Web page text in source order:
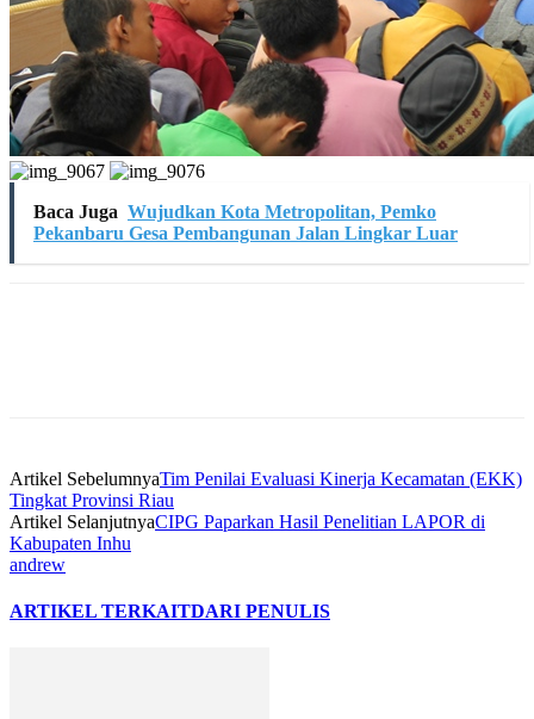
Baca Juga Wujudkan Kota Metropolitan, Pemko
Pekanbaru Gesa Pembangunan Jalan Lingkar Luar
Artikel SebelumnyaTim Penilai Evaluasi Kinerja Kecamatan (EKK)
Tingkat Provinsi Riau
Artikel SelanjutnyaCIPG Paparkan Hasil Penelitian LAPOR di
Kabupaten Inhu
andrew
ARTIKEL TERKAITDARI PENULIS